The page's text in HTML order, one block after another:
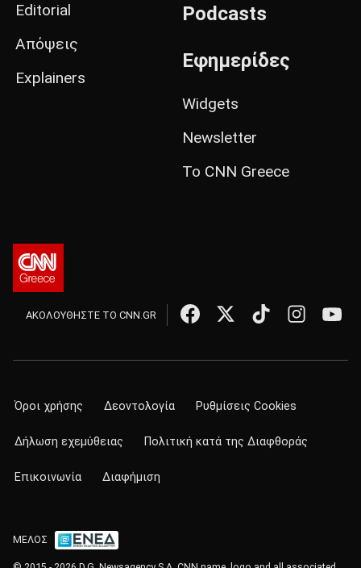
Editorial
Απόψεις
Explainers
Podcasts
Εφημερίδες
Widgets
Newsletter
Το CNN Greece
ΑΚΟΛΟΥΘΗΣΤΕ ΤΟ CNN.GR
Όροι χρήσης Δεοντολογία Ρυθμίσεις Cookies
Δήλωση εχεμύθειας Πολιτική κατά της Διαφθοράς
Επικοινωνία Διαφήμιση
ΜΕΛΟΣ